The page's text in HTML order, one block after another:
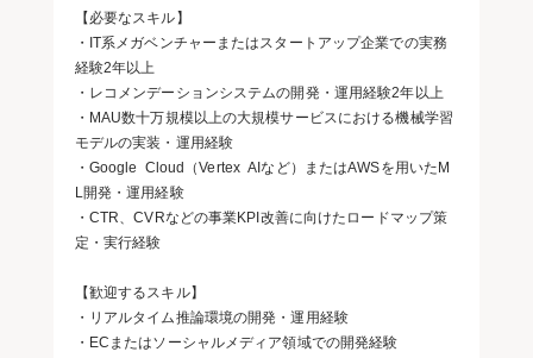
【必要なスキル】
・IT系メガベンチャーまたはスタートアップ企業での実務
経験2年以上
・レコメンデーションシステムの開発・運用経験2年以上
・MAU数十万規模以上の大規模サービスにおける機械学習
モデルの実装・運用経験
・Google Cloud（Vertex AIなど）またはAWSを用いたM
L開発・運用経験
・CTR、CVRなどの事業KPI改善に向けたロードマップ策
定・実行経験
【歓迎するスキル】
・リアルタイム推論環境の開発・運用経験
・ECまたはソーシャルメディア領域での開発経験